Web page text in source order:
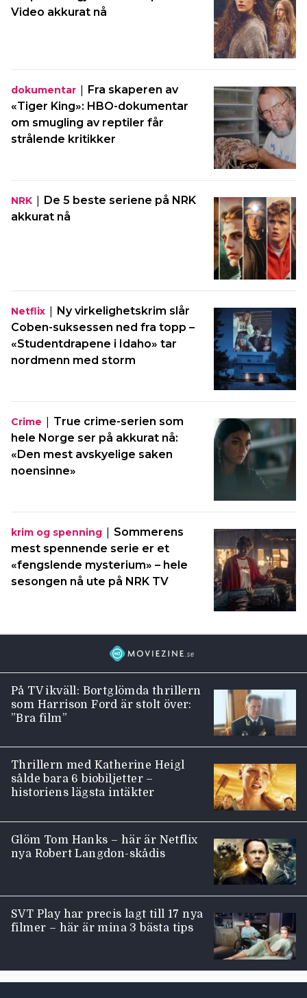
Video akkurat nå
dokumentar | Fra skaperen av
«Tiger King»: HBO-dokumentar
om smugling av reptiler får
strålende kritikker
NRK | De 5 beste seriene på NRK
akkurat nå
Netflix | Ny virkelighetskrim slår
Coben-suksessen ned fra topp –
«Studentdrapene i Idaho» tar
nordmenn med storm
Crime | True crime-serien som
hele Norge ser på akkurat nå:
«Den mest avskyelige saken
noensinne»
krim og spenning | Sommerens
mest spennende serie er et
«fengslende mysterium» – hele
sesongen nå ute på NRK TV
På TV ikväll: Bortglömda thrillern
som Harrison Ford är stolt över:
”Bra film”
Thrillern med Katherine Heigl
sålde bara 6 biobiljetter –
historiens lägsta intäkter
Glöm Tom Hanks – här är Netflix
nya Robert Langdon-skådis
SVT Play har precis lagt till 17 nya
filmer – här är mina 3 bästa tips